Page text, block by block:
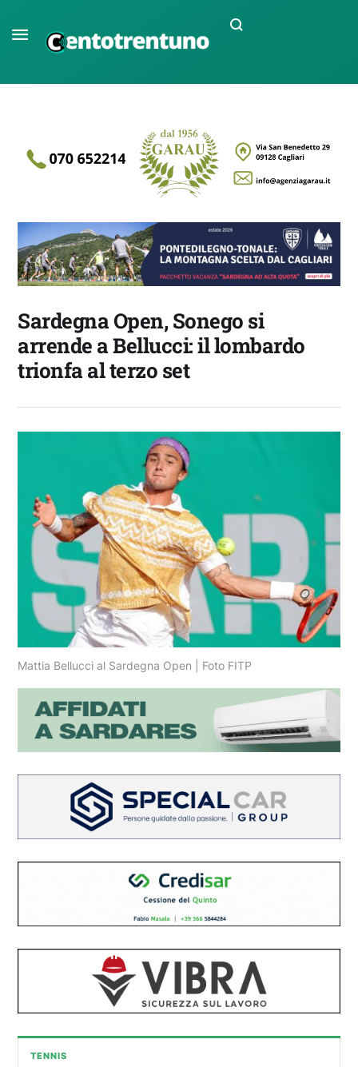
Sardegna Open, Sonego si
arrende a Bellucci: il lombardo
trionfa al terzo set
Mattia Bellucci al Sardegna Open | Foto FITP
TENNIS